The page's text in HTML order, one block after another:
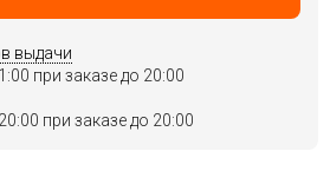
выдачи
при заказе до 20:00
при заказе до 20:00